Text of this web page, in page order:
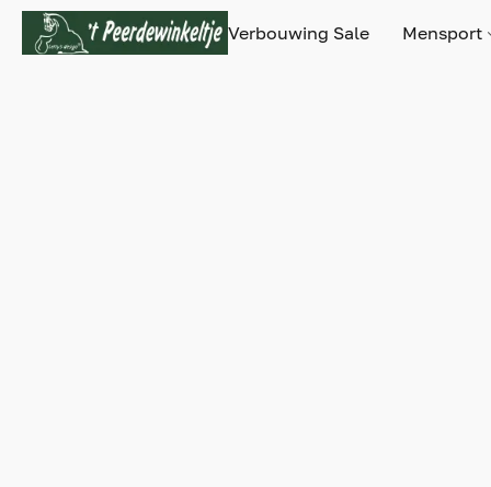
Verbouwing Sale Mensport